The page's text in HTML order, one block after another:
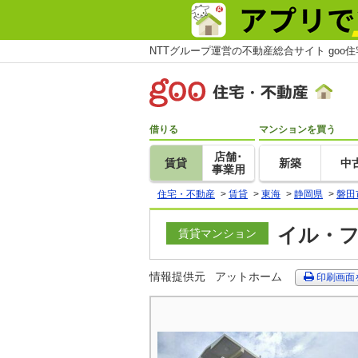
NTTグループ運営の不動産総合サイト goo
借りる
賃貸
店舗･
事業用
マンションを買う
新築 中
住宅・不動産 > 賃貸 > 東海 > 静岡県 > 磐田
賃貸マンション イル・
情報提供元 アットホーム 印刷画面